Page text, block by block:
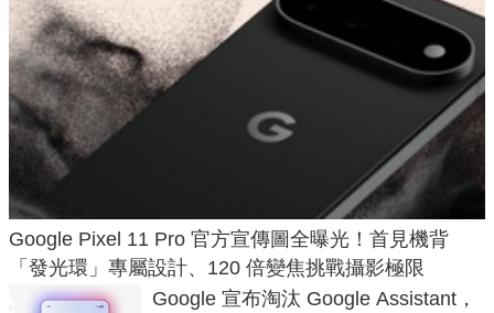
Google Pixel 11 Pro 官方宣傳圖全曝光！首見機背
「發光環」專屬設計、120 倍變焦挑戰攝影極限
Google 宣布淘汰 Google Assistant，